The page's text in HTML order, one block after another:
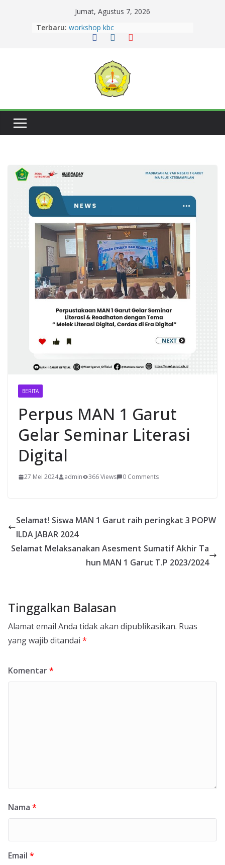
Jumat, Agustus 7, 2026
Terbaru: workshop kbc
Zahra Aulia Raih Juara 2 Sayembara
Semangat Berkurban dan Berbagi,
MAN 1 Garut Gelar Penyembelihan
HewanKurban di Lingkungan
Madrasah
14 Murid MAN 1 Garut lolos PTN
Gemilang pada Lomba Pidato
BERITA
Perpus MAN 1 Garut
Gelar Seminar Literasi
Digital
27 Mei 2024 admin 366 Views 0 Comments
Selamat! Siswa MAN 1 Garut raih peringkat 3 POPW
ILDA JABAR 2024
Selamat Melaksanakan Asesment Sumatif Akhir Ta
hun MAN 1 Garut T.P 2023/2024
Tinggalkan Balasan
Alamat email Anda tidak akan dipublikasikan. Ruas
yang wajib ditandai *
Komentar*
Nama *
Email *